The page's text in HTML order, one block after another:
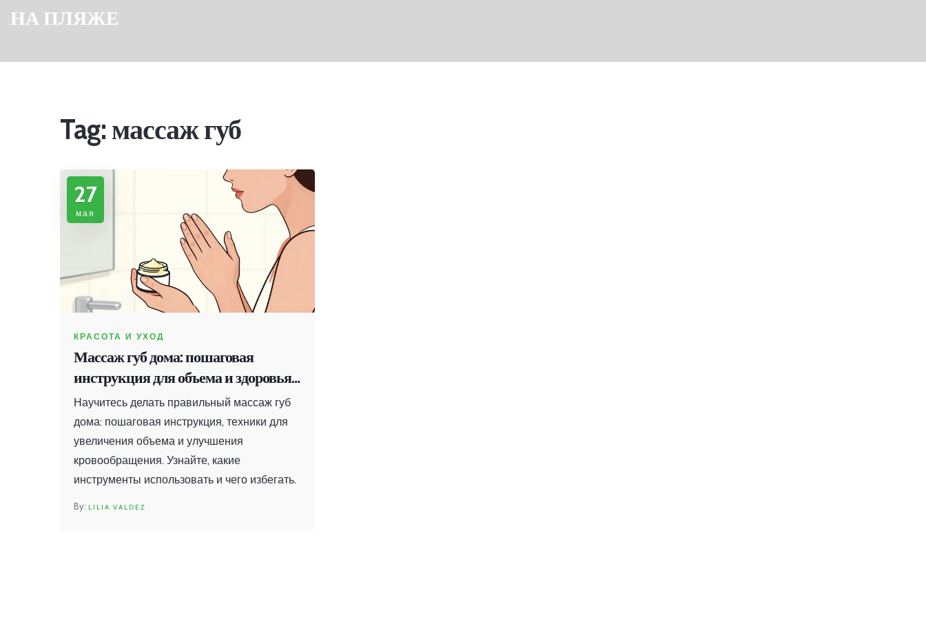
НА ПЛЯЖЕ
Tag: массаж губ
27
мая
КРАСОТА И УХОД
Массаж губ дома: пошаговая
инструкция для объема и здоровья
кожи
Научитесь делать правильный массаж губ
дома: пошаговая инструкция, техники для
увеличения объема и улучшения
кровообращения. Узнайте, какие
инструменты использовать и чего избегать.
LILIA VALDEZ